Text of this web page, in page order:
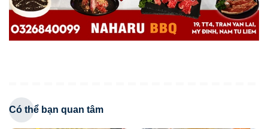
Có thể bạn quan tâm